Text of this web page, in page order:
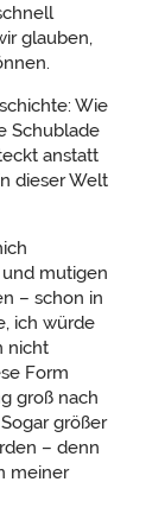
glauben,
Wie
Schublade
anstatt
dieser Welt
mutigen
– schon in
ich würde
nicht
Form
groß nach
größer
– denn
meiner